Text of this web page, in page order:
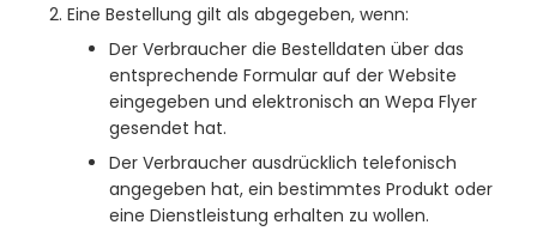
Eine Bestellung gilt als abgegeben, wenn:
Der Verbraucher die Bestelldaten über das
entsprechende Formular auf der Website
eingegeben und elektronisch an Wepa Flyer
gesendet hat.
Der Verbraucher ausdrücklich telefonisch
angegeben hat, ein bestimmtes Produkt oder
eine Dienstleistung erhalten zu wollen.